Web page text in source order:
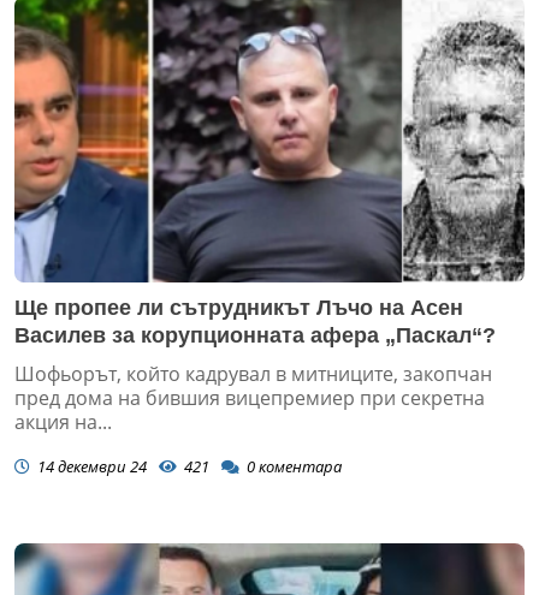
Ще пропее ли сътрудникът Лъчо на Асен
Василев за корупционната афера „Паскал“?
Шофьорът, който кадрувал в митниците, закопчан
пред дома на бившия вицепремиер при секретна
акция на...
14 декември 24 421 0коментара